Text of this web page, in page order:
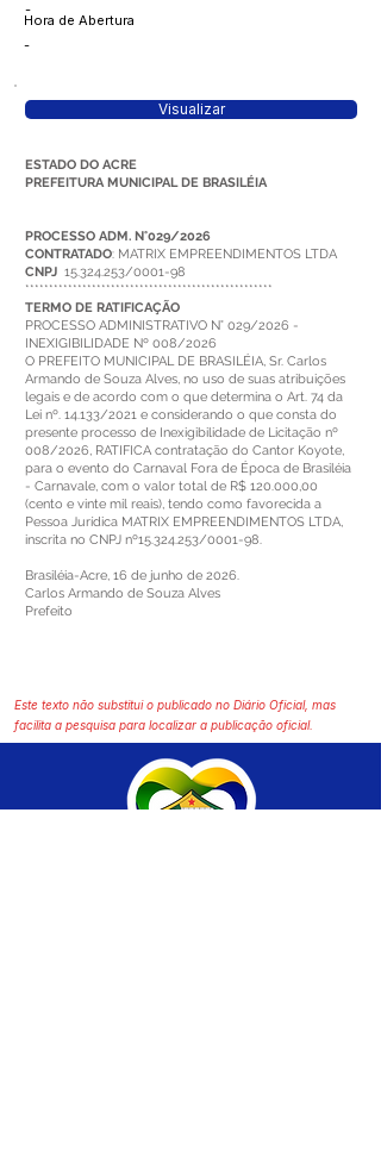
-
Hora de Abertura
-
Visualizar
ESTADO DO ACRE
PREFEITURA MUNICIPAL DE BRASILÉIA
PROCESSO ADM. N°029/2026
CONTRATADO: MATRIX EMPREENDIMENTOS LTDA
CNPJ 15.324.253/0001-98
****************************************************
TERMO DE RATIFICAÇÃO
PROCESSO ADMINISTRATIVO N° 029/2026 -
INEXIGIBILIDADE Nº 008/2026
O PREFEITO MUNICIPAL DE BRASILÉIA, Sr. Carlos
Armando de Souza Alves, no uso de suas atribuições
legais e de acordo com o que determina o Art. 74 da
Lei nº. 14.133/2021 e considerando o que consta do
presente processo de Inexigibilidade de Licitação nº
008/2026, RATIFICA contratação do Cantor Koyote,
para o evento do Carnaval Fora de Época de Brasiléia
- Carnavale, com o valor total de R$ 120.000,00
(cento e vinte mil reais), tendo como favorecida a
Pessoa Jurídica MATRIX EMPREENDIMENTOS LTDA,
inscrita no CNPJ nº15.324.253/0001-98.
Brasiléia-Acre, 16 de junho de 2026.
Carlos Armando de Souza Alves
Prefeito
Este texto não substitui o publicado no Diário Oficial, mas
facilita a pesquisa para localizar a publicação oficial.